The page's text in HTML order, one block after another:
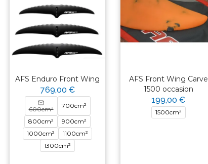
AFS Enduro Front Wing
769,00 €
600cm² 700cm²
800cm²
900cm²
1000cm²
1100cm²
1300cm²
AFS Front Wing Carve
1500 occasion
199,00 €
1500cm²